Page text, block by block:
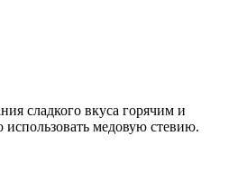
сладкого вкуса горячим и
медовую стевию.